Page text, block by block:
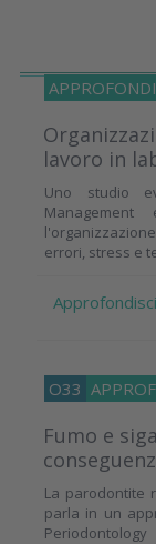
lavoro in
Uno studio
errori, stress e
Approfondisci
O33
Fumo e
La parodontite
parla in un
Periodontology